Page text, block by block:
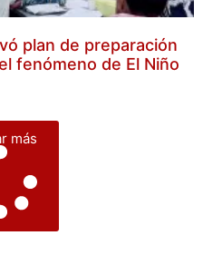
plan de preparación
fenómeno de El Niño
más